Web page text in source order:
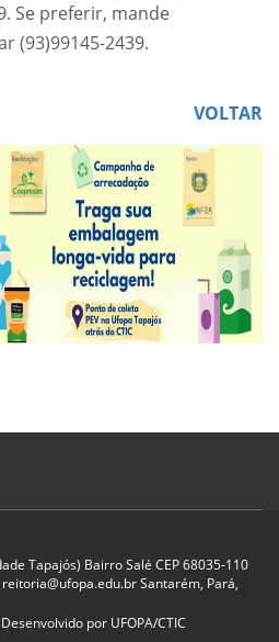
Se preferir, mande
(93)99145-2439.
VOLTAR
Tapajós) Bairro Salé CEP 68035-110
Santarém, Pará,
por UFOPA/CTIC